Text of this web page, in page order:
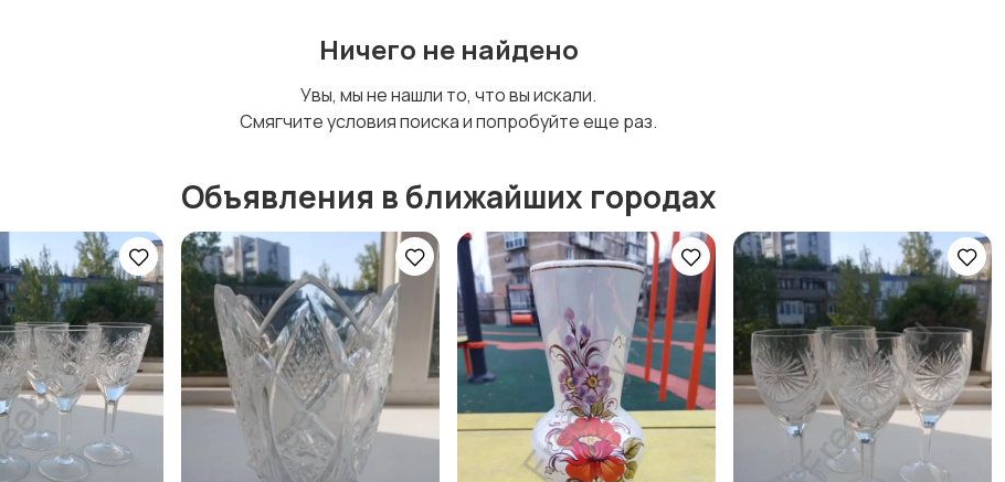
Ничего не найдено
Увы, мы не нашли то, что вы искали.
Смягчите условия поиска и попробуйте еще раз.
Объявления в ближайших городах